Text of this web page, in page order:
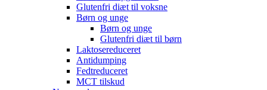
Glutenfri diæt til voksne
Børn og unge
Børn og unge
Glutenfri diæt til børn
Laktosereduceret
Antidumping
Fedtreduceret
MCT tilskud